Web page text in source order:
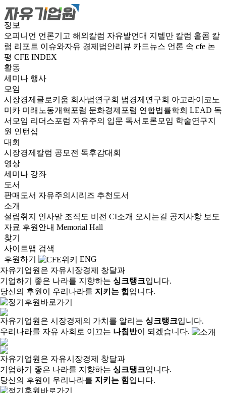
정보
오피니언 언론기고 해외칼럼 자유발언대 지텔만 칼럼 홀콤 칼
럼 리포트 이슈와자유 경제법안리뷰 카드뉴스 언론 속 cfe 논
평 CFE INDEX
활동
세미나 행사
모임
시장경제콜로키움 회사법연구회 법경제연구회 아고라이코노
미카 미래노동개혁포럼 문화경제포럼 연합법률학회 LEAD 독
서모임 리더스포럼 자유주의 입문 독서토론모임 학술연구지
원 인턴십
대회
시장경제칼럼 공모전 독후감대회
영상
세미나 강좌
도서
판매도서 자유주의시리즈 추천도서
소개
설립취지 인사말 조직도 비전 CI소개 오시는길 공지사항 보도
자료 후원안내 Memorial Hall
찾기
사이트맵 검색
후원하기
ENG
자유기업원은 자유시장경제 창달과
기업하기 좋은 나라를 지향하는 싱크탱크입니다.
당신의 후원이 우리나라를 지키는 힘입니다.
자유기업원은 시장경제의 가치를 알리는 싱크탱크입니다.
우리나라를 자유 사회로 이끄는 나침반이 되겠습니다.
자유기업원은 자유시장경제 창달과
기업하기 좋은 나라를 지향하는 싱크탱크입니다.
당신의 후원이 우리나라를 지키는 힘입니다.